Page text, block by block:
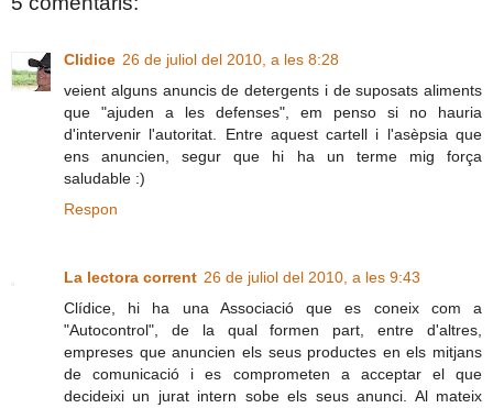
Clidice 26 de juliol del 2010, a les 8:28
veient alguns anuncis de detergents i de suposats aliments
que "ajuden a les defenses", em penso si no hauria
d'intervenir l'autoritat. Entre aquest cartell i l'asèpsia que
ens anuncien, segur que hi ha un terme mig força
saludable :)
Respon
La lectora corrent 26 de juliol del 2010, a les 9:43
Clídice, hi ha una Associació que es coneix com a
"Autocontrol", de la qual formen part, entre d'altres,
empreses que anuncien els seus productes en els mitjans
de comunicació i es comprometen a acceptar el que
decideixi un jurat intern sobe els seus anunci. Al mateix